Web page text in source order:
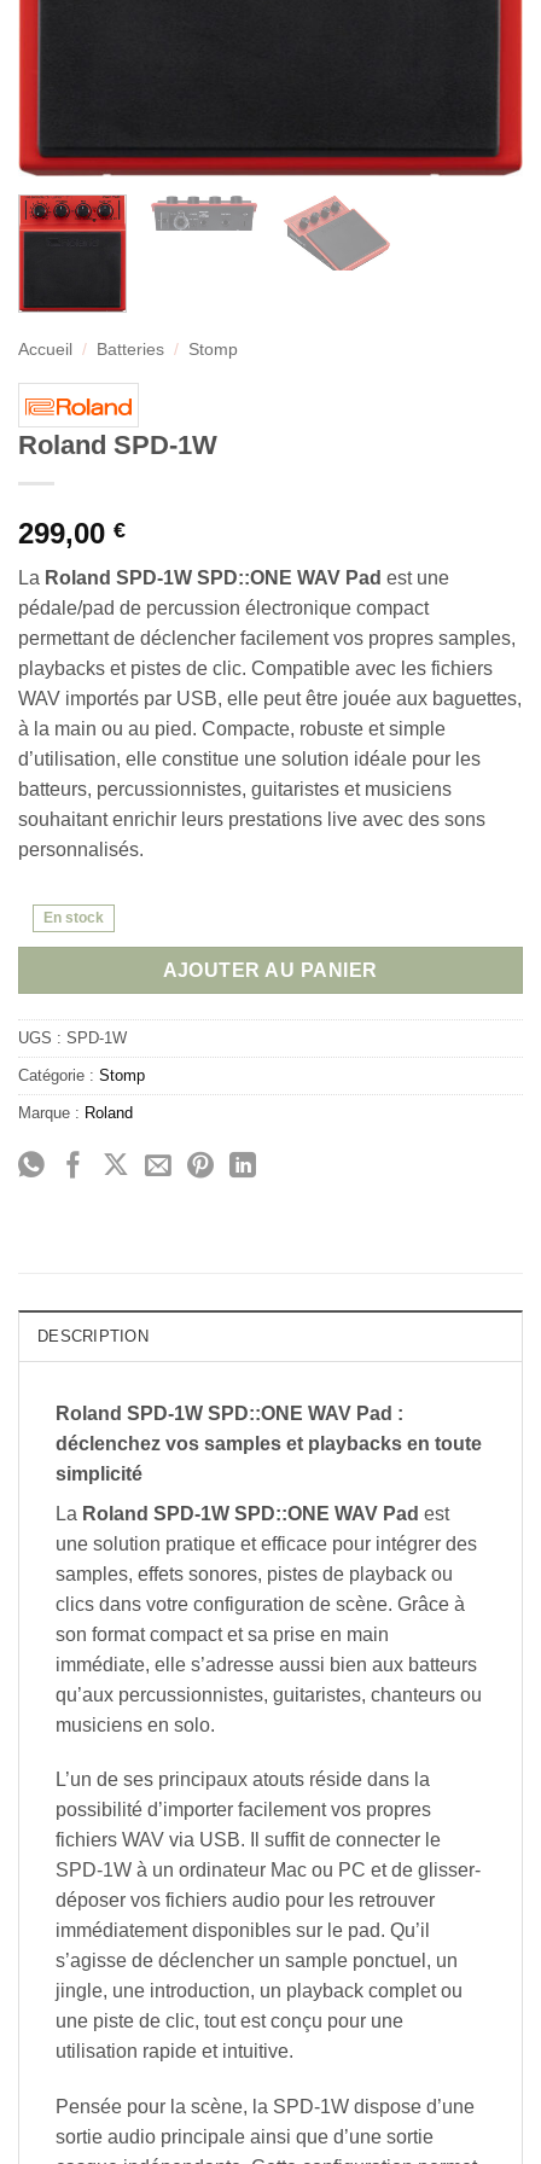
Accueil / Batteries / Stomp
Roland SPD-1W
299,00 €
La Roland SPD-1W SPD::ONE WAV Pad est une
pédale/pad de percussion électronique compact
permettant de déclencher facilement vos propres samples,
playbacks et pistes de clic. Compatible avec les fichiers
WAV importés par USB, elle peut être jouée aux baguettes,
à la main ou au pied. Compacte, robuste et simple
d’utilisation, elle constitue une solution idéale pour les
batteurs, percussionnistes, guitaristes et musiciens
souhaitant enrichir leurs prestations live avec des sons
personnalisés.
En stock
AJOUTER AU PANIER
UGS : SPD-1W
Catégorie : Stomp
Marque : Roland
DESCRIPTION
Roland SPD-1W SPD::ONE WAV Pad :
déclenchez vos samples et playbacks en toute
simplicité
La Roland SPD-1W SPD::ONE WAV Pad est
une solution pratique et efficace pour intégrer des
samples, effets sonores, pistes de playback ou
clics dans votre configuration de scène. Grâce à
son format compact et sa prise en main
immédiate, elle s’adresse aussi bien aux batteurs
qu’aux percussionnistes, guitaristes, chanteurs ou
musiciens en solo.
L’un de ses principaux atouts réside dans la
possibilité d’importer facilement vos propres
fichiers WAV via USB. Il suffit de connecter le
SPD-1W à un ordinateur Mac ou PC et de glisser-
déposer vos fichiers audio pour les retrouver
immédiatement disponibles sur le pad. Qu’il
s’agisse de déclencher un sample ponctuel, un
jingle, une introduction, un playback complet ou
une piste de clic, tout est conçu pour une
utilisation rapide et intuitive.
Pensée pour la scène, la SPD-1W dispose d’une
sortie audio principale ainsi que d’une sortie